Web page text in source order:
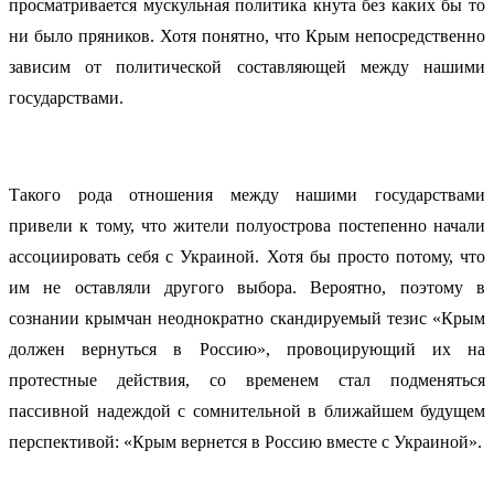
просматривается мускульная политика кнута без каких бы то
ни было пряников. Хотя понятно, что Крым непосредственно
зависим от политической составляющей между нашими
государствами.
Такого рода отношения между нашими государствами
привели к тому, что жители полуострова постепенно начали
ассоциировать себя с Украиной. Хотя бы просто потому, что
им не оставляли другого выбора. Вероятно, поэтому в
сознании крымчан неоднократно скандируемый тезис «Крым
должен вернуться в Россию», провоцирующий их на
протестные действия, со временем стал подменяться
пассивной надеждой с сомнительной в ближайшем будущем
перспективой: «Крым вернется в Россию вместе с Украиной».